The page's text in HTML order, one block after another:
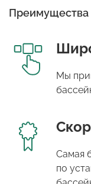
Преимущества
Мы
Самая
по